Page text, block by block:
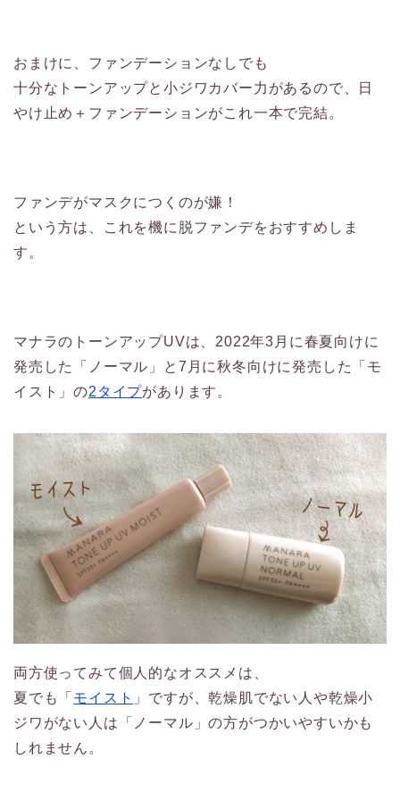
おまけに、ファンデーションなしでも
十分なトーンアップと小ジワカバー力があるので、日
やけ止め＋ファンデーションがこれ一本で完結。
ファンデがマスクにつくのが嫌！
という方は、これを機に脱ファンデをおすすめしま
す。
マナラのトーンアップUVは、2022年3月に春夏向けに
発売した「ノーマル」と7月に秋冬向けに発売した「モ
イスト」の2タイプがあります。
両方使ってみて個人的なオススメは、
夏でも「 モイスト 」ですが、乾燥肌でない人や乾燥小
ジワがない人は「ノーマル」の方がつかいやすいかも
しれません。